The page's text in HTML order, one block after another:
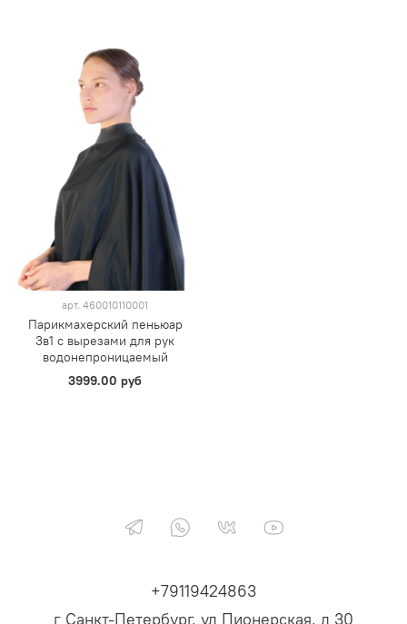
арт. 460010110001
Парикмахерский пеньюар
3в1 с вырезами для рук
водонепроницаемый
3999.00 руб
+79119424863
г Санкт-Петербург, ул Пионерская, д 30